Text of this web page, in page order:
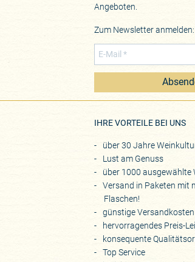
Angeboten.
Zum Newsletter anmelden:
IHRE VORTEILE BEI UNS
über 30 Jahre
Lust am Genuss
über 1000 ausgewählte
Versand in Paketen mit
Flaschen!
günstige Versandkosten
hervorragendes Preis-
konsequente
Top Service